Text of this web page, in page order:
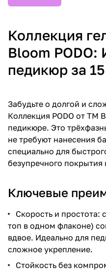
Коллекция
Bloom PODO:
педикюр за
Забудьте о долгой и
Коллекция PODO от TM
педикюре. Это
не требуют нанесения
специально для
безупречного покрытия
Ключевые
Скорость и простота:
топ в одном флаконе)
вдвое. Идеально для
сложное укрепление.
Стойкость без